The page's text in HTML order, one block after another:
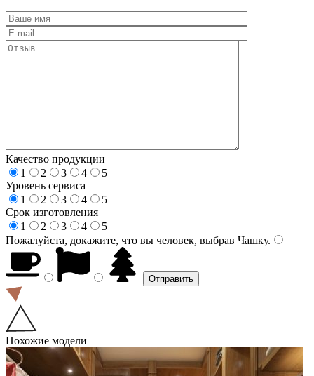
Качество продукции
1
2 3 4
5
Уровень сервиса
1
2 3 4
5
Срок изготовления
1
2 3 4
5
Пожалуйста, докажите, что вы человек, выбрав Чашку.
Похожие модели